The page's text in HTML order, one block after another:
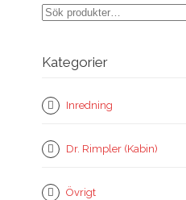
Sök
efter:
Kategorier
Inredning
Dr. Rimpler (Kabin)
Övrigt